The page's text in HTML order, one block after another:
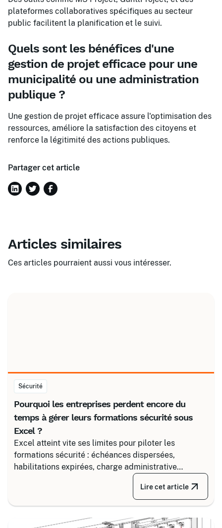
plateformes collaboratives spécifiques au secteur
public facilitent la planification et le suivi.
Quels sont les bénéfices d'une
gestion de projet efficace pour une
municipalité ou une administration
publique ?
Une gestion de projet efficace assure l'optimisation des
ressources, améliore la satisfaction des citoyens et
renforce la légitimité des actions publiques.
Partager cet article
Articles similaires
Ces articles pourraient aussi vous intéresser.
Sécurité
Pourquoi les entreprises perdent encore du
temps à gérer leurs formations sécurité sous
Excel ?
Excel atteint vite ses limites pour piloter les
formations sécurité : échéances dispersées,
habilitations expirées, charge administrative
croissante. Découvrez comment structurer un suivi
fiable en associant un partenaire spécialisé comme
Certalis et un logiciel de gestion de formation (TMS).
Lire cet article